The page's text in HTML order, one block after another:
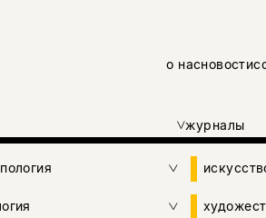
о насновости
журналы